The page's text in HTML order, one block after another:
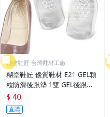
糊塗鞋匠 台灣鞋材工廠
糊塗鞋匠 優質鞋材 E21 GEL顆
粒防滑後跟墊 1雙 GEL後跟墊
矽膠後跟墊 半碼鞋墊 腳跟墊
足跟墊
$ 40
直購